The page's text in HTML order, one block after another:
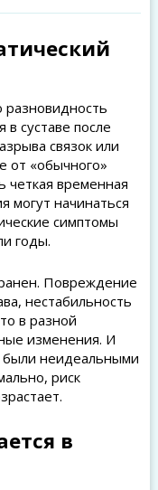
разновидность
в суставе после
связок или
от «обычного»
четкая временная
могут начинаться
симптомы
годы.
Повреждение
нестабильность
в разной
изменения. И
были неидеальными
риск
в